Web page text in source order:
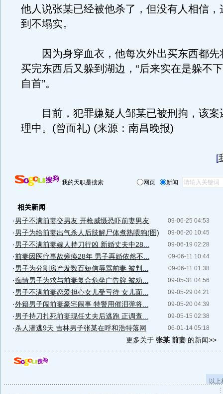
他人说张某已经被他杀了，但没有人相信，
到不塌实。
因为身穿血衣，他每次外出买东西都先
买完东西后又躲到湖边，“后来实在是躲不
自首”。
目前，犯罪嫌疑人邹某已被刑拘，该案
理中。(曾而礼) (来源：南昌晚报)
[
我的天职是搜索 网页 新闻
相关新闻
09-06-25 04:53
·男子不满前妻交男友 开枪威慑恐吓前妻男友
09-06-20 10:45
·男子为给前妻出气杀人后肢解尸体煮熟喂狗(图)
09-06-19 02:28
·男子不满前妻嫁人持刀行凶 新婚丈夫中28...
09-06-11 10:44
·前妻因医疗事故瘫痪28年 男子再婚依然不...
09-06-11 01:38
·男子为分割房产发数百短信辱骂前妻 被判...
09-05-31 04:56
·痴情男子为求与前妻复合危坐广告牌 被劝...
09-05-29 04:21
·男子不满前妻恋爱担心女儿受亏待 女儿面...
09-05-20 04:39
·外籍男子闯前妻豪宅闹事 特警用催泪弹将...
09-05-15 02:38
·男子持刀扎死前妻现任丈夫后逃跑 正调查...
06-01-14 05:18
·杀人潜逃9天 吉林男子张某在呼和浩特落网
更多关于 张某 前妻 的新闻>>
以